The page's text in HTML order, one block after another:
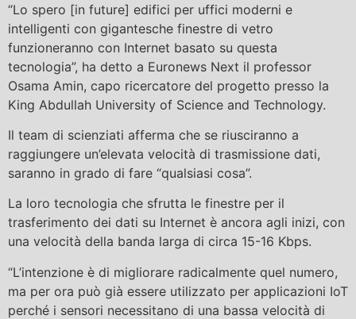
“Lo spero [in future] edifici per uffici moderni e
intelligenti con gigantesche finestre di vetro
funzioneranno con Internet basato su questa
tecnologia”, ha detto a Euronews Next il professor
Osama Amin, capo ricercatore del progetto presso la
King Abdullah University of Science and Technology.
Il team di scienziati afferma che se riusciranno a
raggiungere un’elevata velocità di trasmissione dati,
saranno in grado di fare “qualsiasi cosa”.
La loro tecnologia che sfrutta le finestre per il
trasferimento dei dati su Internet è ancora agli inizi, con
una velocità della banda larga di circa 15-16 Kbps.
“L’intenzione è di migliorare radicalmente quel numero,
ma per ora può già essere utilizzato per applicazioni IoT
perché i sensori necessitano di una bassa velocità di